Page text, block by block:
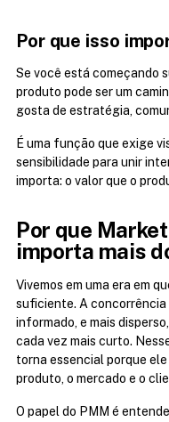
Por que isso
Se você está começando
produto pode ser um
gosta de estratégia,
É uma função que exige
sensibilidade para unir
importa: o valor que o
Por que
importa mais
Vivemos em uma era em
suficiente. A concorrência
informado, e mais
cada vez mais curto.
torna essencial porque
produto, o mercado e o
O papel do PMM é